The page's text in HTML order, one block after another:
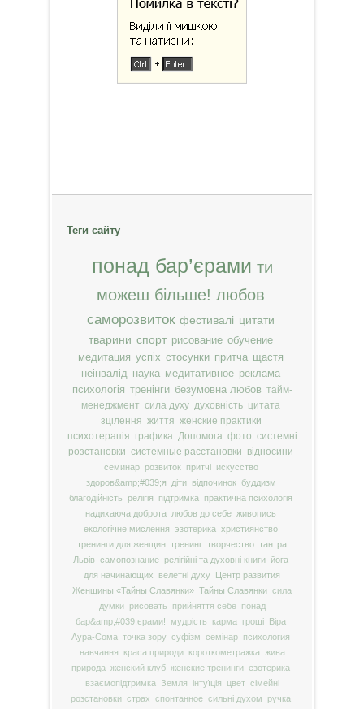
Теги сайту
понад бар’єрами ти
можеш більше! любов
саморозвиток фестивалі цитати
тварини спорт рисование обучение
медитация успіх стосунки притча щастя
неінвалід наука медитативное реклама
психологія тренінги безумовна любов тайм-
менеджмент сила духу духовність цитата
зцілення життя женские практики
психотерапія графика Допомога фото системні
розстановки системные расстановки відносини
семинар розвиток притчі
искусство
здоров&amp;#039;я
діти відпочинок буддизм
благодійність
релігія підтримка
практична психологія
надихаюча доброта
любов до себе живопись
екологічне мислення
эзотерика християнство
тренинги для женщин тренинг творчество тантра
Львів самопознание релігійні та духовні книги йога
для начинающих
велетні духу
Центр развития
Женщины «Тайны Славянки» Тайны Славянки сила
думки
рисовать прийняття себе
понад
бар&amp;#039;єрами!
мудрість карма гроші Віра
Аура-Сома точка зору суфізм семінар психология
навчання
краса природи короткометражка жива
природа женский клуб женские тренинги езотерика
взаємопідтримка Земля інтуїція цвет сімейні
розстановки страх спонтанное сильні духом
ручка